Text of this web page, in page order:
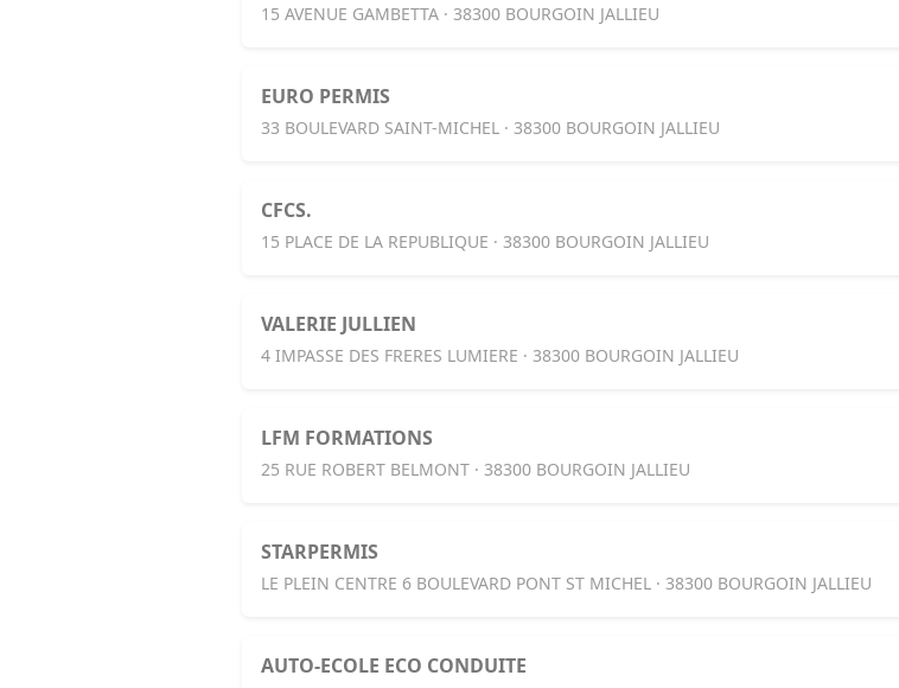
15 AVENUE GAMBETTA · 38300 BOURGOIN JALLIEU
EURO PERMIS
33 BOULEVARD SAINT-MICHEL · 38300 BOURGOIN JALLIEU
CFCS.
15 PLACE DE LA REPUBLIQUE · 38300 BOURGOIN JALLIEU
VALERIE JULLIEN
4 IMPASSE DES FRERES LUMIERE · 38300 BOURGOIN JALLIEU
LFM FORMATIONS
25 RUE ROBERT BELMONT · 38300 BOURGOIN JALLIEU
STARPERMIS
LE PLEIN CENTRE 6 BOULEVARD PONT ST MICHEL · 38300 BOURGOIN JALLIEU
AUTO-ECOLE ECO CONDUITE